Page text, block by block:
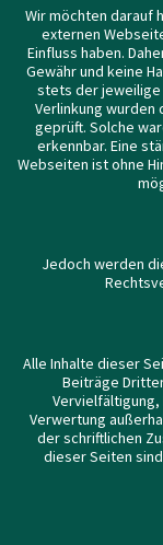
Wir möchten darauf
externen
Einfluss haben.
Gewähr und keine
stets der
Verlinkung
geprüft. Solche
erkennbar. Eine
Webseiten ist ohne
Jedoch werden
Alle Inhalte dieser
Beiträge
Verwertung
der schriftlichen
dieser Seiten